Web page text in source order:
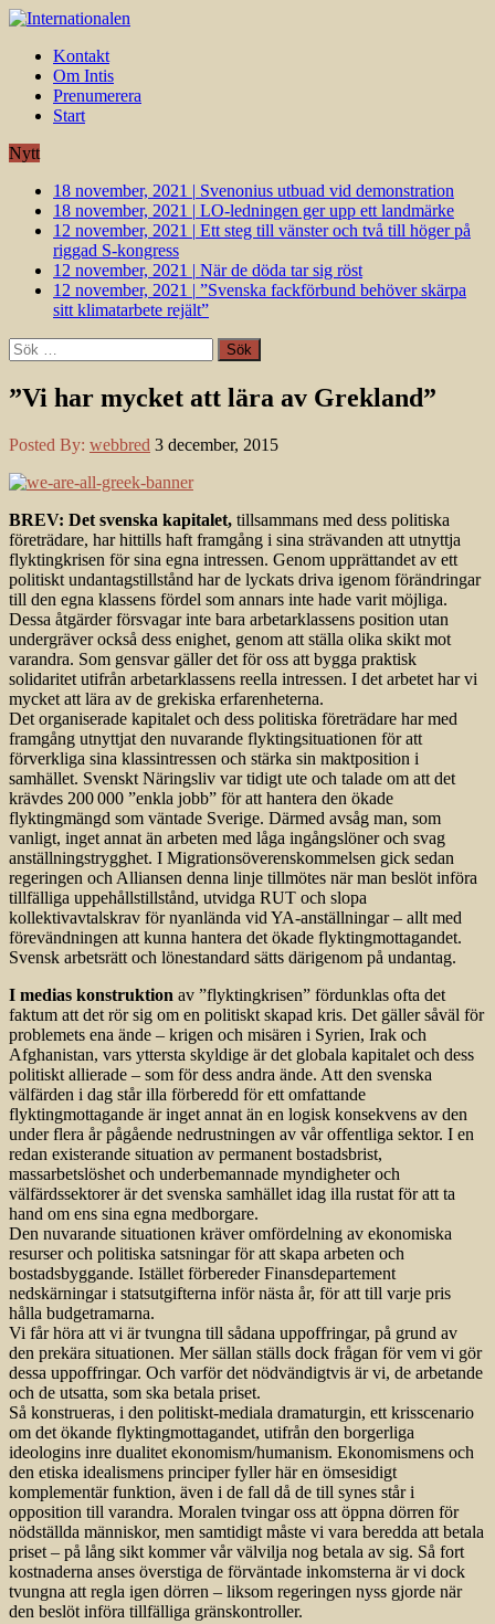
Kontakt
Om Intis
Prenumerera
Start
Nytt
18 november, 2021 | Svenonius utbuad vid demonstration
18 november, 2021 | LO-ledningen ger upp ett landmärke
12 november, 2021 | Ett steg till vänster och två till höger på
riggad S-kongress
12 november, 2021 | När de döda tar sig röst
12 november, 2021 | ”Svenska fackförbund behöver skärpa
sitt klimatarbete rejält”
Sök
efter:
”Vi har mycket att lära av Grekland”
Posted By: webbred 3 december, 2015
BREV: Det svenska kapitalet, tillsammans med dess politiska
företrädare, har hittills haft framgång i sina strävanden att utnyttja
flyktingkrisen för sina egna intressen. Genom upprättandet av ett
politiskt undantagstillstånd har de lyckats driva igenom förändringar
till den egna klassens fördel som annars inte hade varit möjliga.
Dessa åtgärder försvagar inte bara arbetarklassens position utan
undergräver också dess enighet, genom att ställa olika skikt mot
varandra. Som gensvar gäller det för oss att bygga praktisk
solidaritet utifrån arbetarklassens reella intressen. I det arbetet har vi
mycket att lära av de grekiska erfarenheterna.
Det organiserade kapitalet och dess politiska företrädare har med
framgång utnyttjat den nuvarande flyktingsituationen för att
förverkliga sina klassintressen och stärka sin maktposition i
samhället. Svenskt Näringsliv var tidigt ute och talade om att det
krävdes 200 000 ”enkla jobb” för att hantera den ökade
flyktingmängd som väntade Sverige. Därmed avsåg man, som
vanligt, inget annat än arbeten med låga ingångslöner och svag
anställningstrygghet. I Migrationsöverenskommelsen gick sedan
regeringen och Alliansen denna linje tillmötes när man beslöt införa
tillfälliga uppehållstillstånd, utvidga RUT och slopa
kollektivavtalskrav för nyanlända vid YA-anställningar – allt med
förevändningen att kunna hantera det ökade flyktingmottagandet.
Svensk arbetsrätt och lönestandard sätts därigenom på undantag.
I medias konstruktion av ”flyktingkrisen” fördunklas ofta det
faktum att det rör sig om en politiskt skapad kris. Det gäller såväl för
problemets ena ände – krigen och misären i Syrien, Irak och
Afghanistan, vars yttersta skyldige är det globala kapitalet och dess
politiskt allierade – som för dess andra ände. Att den svenska
välfärden i dag står illa förberedd för ett omfattande
flyktingmottagande är inget annat än en logisk konsekvens av den
under flera år pågående nedrustningen av vår offentliga sektor. I en
redan existerande situation av permanent bostadsbrist,
massarbetslöshet och underbemannade myndigheter och
välfärdssektorer är det svenska samhället idag illa rustat för att ta
hand om ens sina egna medborgare.
Den nuvarande situationen kräver omfördelning av ekonomiska
resurser och politiska satsningar för att skapa arbeten och
bostadsbyggande. Istället förbereder Finansdepartement
nedskärningar i statsutgifterna inför nästa år, för att till varje pris
hålla budgetramarna.
Vi får höra att vi är tvungna till sådana uppoffringar, på grund av
den prekära situationen. Mer sällan ställs dock frågan för vem vi gör
dessa uppoffringar. Och varför det nödvändigtvis är vi, de arbetande
och de utsatta, som ska betala priset.
Så konstrueras, i den politiskt-mediala dramaturgin, ett krisscenario
om det ökande flyktingmottagandet, utifrån den borgerliga
ideologins inre dualitet ekonomism/humanism. Ekonomismens och
den etiska idealismens principer fyller här en ömsesidigt
komplementär funktion, även i de fall då de till synes står i
opposition till varandra. Moralen tvingar oss att öppna dörren för
nödställda människor, men samtidigt måste vi vara beredda att betala
priset – på lång sikt kommer vår välvilja nog betala av sig. Så fort
kostnaderna anses överstiga de förväntade inkomsterna är vi dock
tvungna att regla igen dörren – liksom regeringen nyss gjorde när
den beslöt införa tillfälliga gränskontroller.